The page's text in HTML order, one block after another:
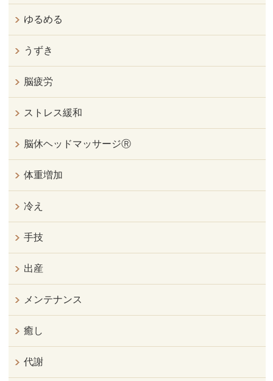
ゆるめる
うずき
脳疲労
ストレス緩和
脳休ヘッドマッサージⓇ
体重増加
冷え
手技
出産
メンテナンス
癒し
代謝